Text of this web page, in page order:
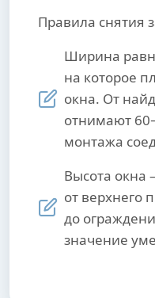
Правила снятия
Ширина
на которое
окна. От
отнимают
монтажа
Высота окна
от верхнего
до
значение